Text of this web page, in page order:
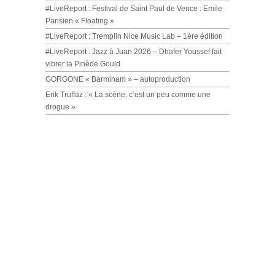
#LiveReport : Festival de Saint Paul de Vence : Emile
Parisien « Floating »
#LiveReport : Tremplin Nice Music Lab – 1ère édition
#LiveReport : Jazz à Juan 2026 – Dhafer Youssef fait
vibrer la Pinède Gould
GORGONE « Barminam » – autoproduction
Erik Truffaz : « La scène, c’est un peu comme une
drogue »